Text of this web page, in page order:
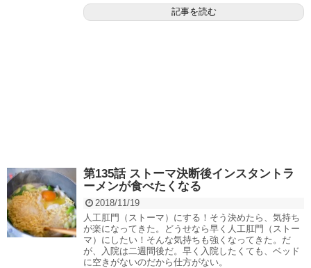
記事を読む
第135話 ストーマ決断後インスタントラ
ーメンが食べたくなる
2018/11/19
人工肛門（ストーマ）にする！そう決めたら、気持ち
が楽になってきた。どうせなら早く人工肛門（ストー
マ）にしたい！そんな気持ちも強くなってきた。だ
が、入院は二週間後だ。早く入院したくても、ベッド
に空きがないのだから仕方がない。